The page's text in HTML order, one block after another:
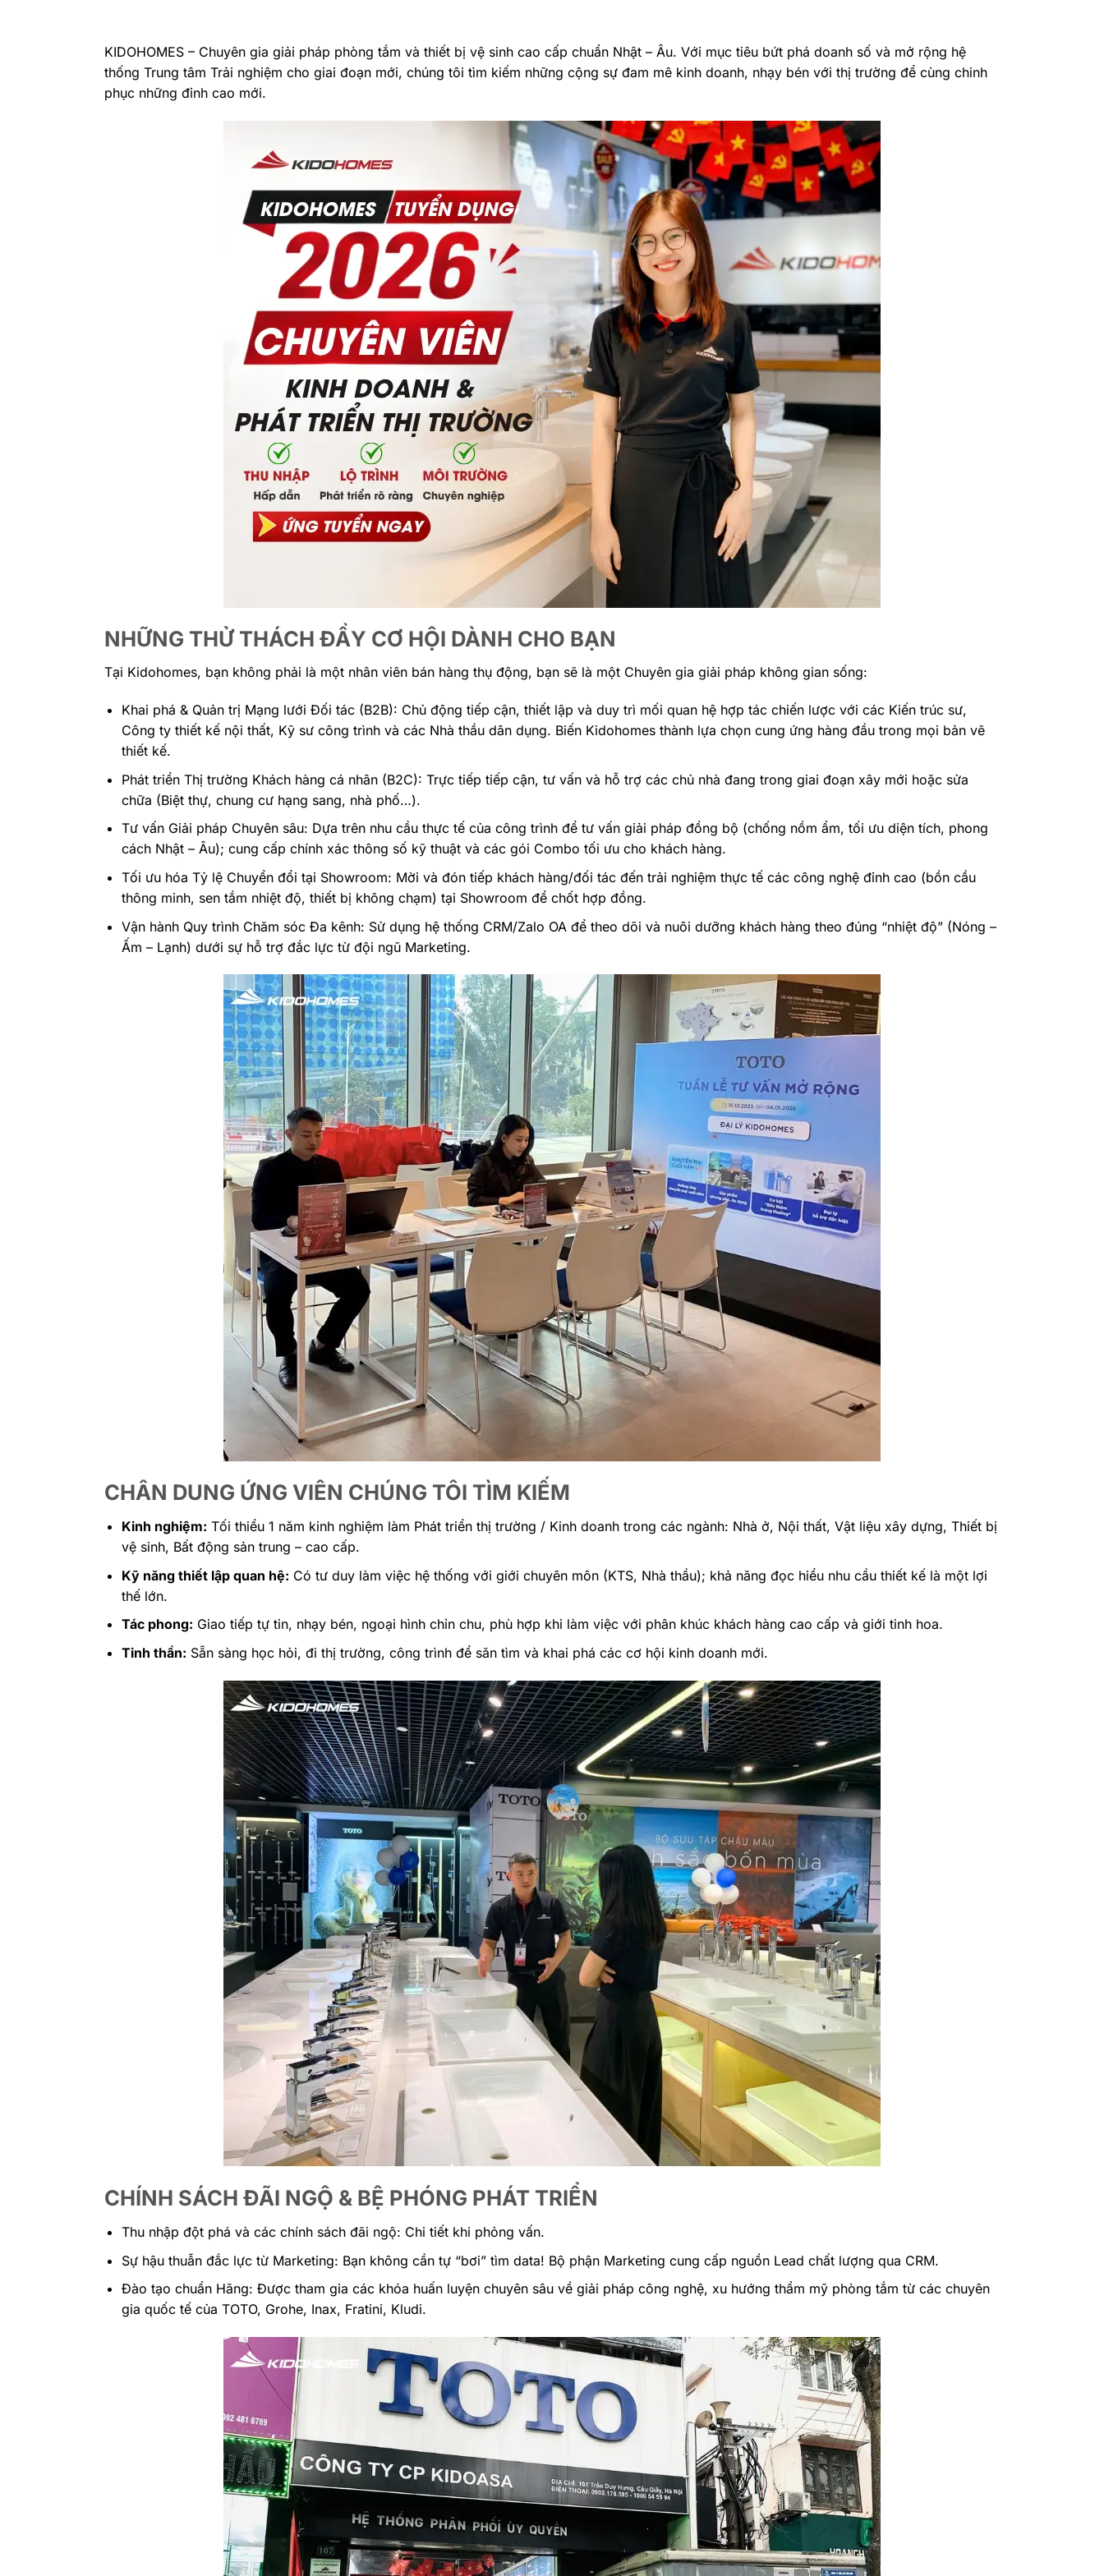
KIDOHOMES – Chuyên gia giải pháp phòng tắm và thiết bị vệ sinh cao cấp chuẩn Nhật – Âu. Với mục tiêu bứt phá doanh số và mở rộng hệ
thống Trung tâm Trải nghiệm cho giai đoạn mới, chúng tôi tìm kiếm những cộng sự đam mê kinh doanh, nhạy bén với thị trường để cùng chinh
phục những đỉnh cao mới.
NHỮNG THỬ THÁCH ĐẦY CƠ HỘI DÀNH CHO BẠN
Tại Kidohomes, bạn không phải là một nhân viên bán hàng thụ động, bạn sẽ là một Chuyên gia giải pháp không gian sống:
Khai phá & Quản trị Mạng lưới Đối tác (B2B): Chủ động tiếp cận, thiết lập và duy trì mối quan hệ hợp tác chiến lược với các Kiến trúc sư,
Công ty thiết kế nội thất, Kỹ sư công trình và các Nhà thầu dân dụng. Biến Kidohomes thành lựa chọn cung ứng hàng đầu trong mọi bản vẽ
thiết kế.
Phát triển Thị trường Khách hàng cá nhân (B2C): Trực tiếp tiếp cận, tư vấn và hỗ trợ các chủ nhà đang trong giai đoạn xây mới hoặc sửa
chữa (Biệt thự, chung cư hạng sang, nhà phố…).
Tư vấn Giải pháp Chuyên sâu: Dựa trên nhu cầu thực tế của công trình để tư vấn giải pháp đồng bộ (chống nồm ẩm, tối ưu diện tích, phong
cách Nhật – Âu); cung cấp chính xác thông số kỹ thuật và các gói Combo tối ưu cho khách hàng.
Tối ưu hóa Tỷ lệ Chuyển đổi tại Showroom: Mời và đón tiếp khách hàng/đối tác đến trải nghiệm thực tế các công nghệ đỉnh cao (bồn cầu
thông minh, sen tắm nhiệt độ, thiết bị không chạm) tại Showroom để chốt hợp đồng.
Vận hành Quy trình Chăm sóc Đa kênh: Sử dụng hệ thống CRM/Zalo OA để theo dõi và nuôi dưỡng khách hàng theo đúng “nhiệt độ” (Nóng –
Ấm – Lạnh) dưới sự hỗ trợ đắc lực từ đội ngũ Marketing.
CHÂN DUNG ỨNG VIÊN CHÚNG TÔI TÌM KIẾM
Kinh nghiệm: Tối thiểu 1 năm kinh nghiệm làm Phát triển thị trường / Kinh doanh trong các ngành: Nhà ở, Nội thất, Vật liệu xây dựng, Thiết bị
vệ sinh, Bất động sản trung – cao cấp.
Kỹ năng thiết lập quan hệ: Có tư duy làm việc hệ thống với giới chuyên môn (KTS, Nhà thầu); khả năng đọc hiểu nhu cầu thiết kế là một lợi
thế lớn.
Tác phong: Giao tiếp tự tin, nhạy bén, ngoại hình chỉn chu, phù hợp khi làm việc với phân khúc khách hàng cao cấp và giới tinh hoa.
Tinh thần: Sẵn sàng học hỏi, đi thị trường, công trình để săn tìm và khai phá các cơ hội kinh doanh mới.
CHÍNH SÁCH ĐÃI NGỘ & BỆ PHÓNG PHÁT TRIỂN
Thu nhập đột phá và các chính sách đãi ngộ: Chi tiết khi phỏng vấn.
Sự hậu thuẫn đắc lực từ Marketing: Bạn không cần tự “bơi” tìm data! Bộ phận Marketing cung cấp nguồn Lead chất lượng qua CRM.
Đào tạo chuẩn Hãng: Được tham gia các khóa huấn luyện chuyên sâu về giải pháp công nghệ, xu hướng thẩm mỹ phòng tắm từ các chuyên
gia quốc tế của TOTO, Grohe, Inax, Fratini, Kludi.